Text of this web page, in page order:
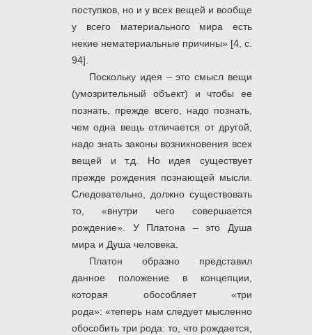
поступков, но и у всех вещей и вообще
у всего материального мира есть
некие нематериальные причины» [4, с.
94].
Поскольку идея – это смысл вещи
(умозрительный объект) и чтобы ее
познать, прежде всего, надо познать,
чем одна вещь отличается от другой,
надо знать законы возникновения всех
вещей и т.д. Но идея существует
прежде рождения познающей мысли.
Следовательно, должно существовать
то, «внутри чего совершается
рождение». У Платона – это Душа
мира и Душа человека.
Платон образно представил
данное положение в
концепции,
которая обособляет «три
рода»: «теперь нам следует мысленно
обособить три рода: то, что рождается,